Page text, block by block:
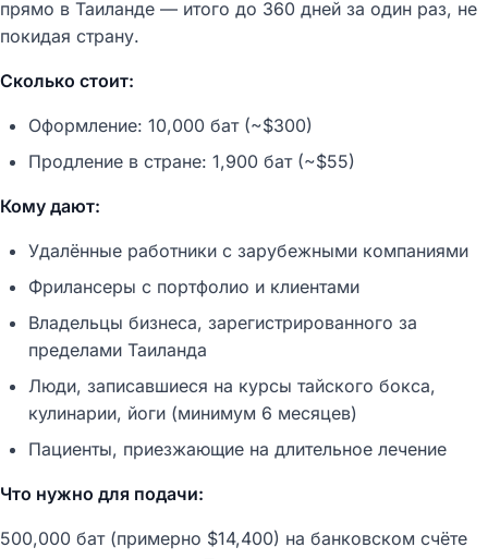
прямо в Таиланде — итого до 360 дней за один раз, не
покидая страну.
Сколько стоит:
Оформление: 10,000 бат (~$300)
Продление в стране: 1,900 бат (~$55)
Кому дают:
Удалённые работники с зарубежными компаниями
Фрилансеры с портфолио и клиентами
Владельцы бизнеса, зарегистрированного за
пределами Таиланда
Люди, записавшиеся на курсы тайского бокса,
кулинарии, йоги (минимум 6 месяцев)
Пациенты, приезжающие на длительное лечение
Что нужно для подачи:
500,000 бат (примерно $14,400) на банковском счёте